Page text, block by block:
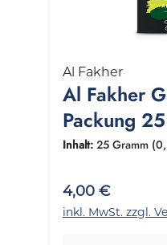
Al Fakher
Al Fakher
Packung
Inhalt: 25 Gramm
4,00 €
inkl. MwSt. zzgl.